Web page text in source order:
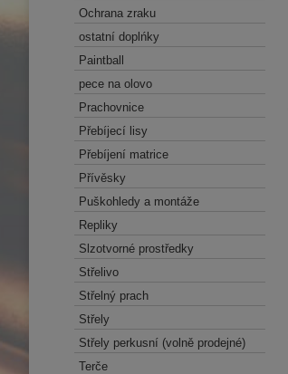
Ochrana zraku
ostatní doplńky
Paintball
pece na olovo
Prachovnice
Přebíjecí lisy
Přebíjení matrice
Přívěsky
Puškohledy a montáže
Repliky
Slzotvorné prostředky
Střelivo
Střelný prach
Střely
Střely perkusní (volně prodejné)
Terče